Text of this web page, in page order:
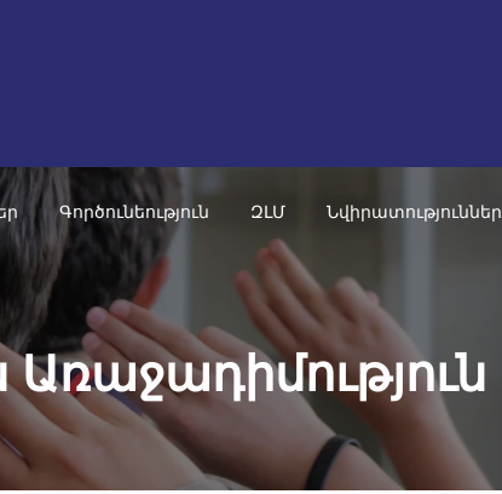
Գործունեություն ԶԼՄ Նվիրատություններ